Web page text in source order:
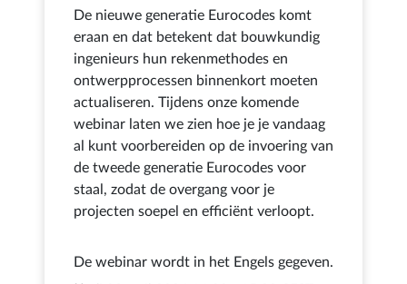
De nieuwe generatie Eurocodes komt
eraan en dat betekent dat bouwkundig
ingenieurs hun rekenmethodes en
ontwerpprocessen binnenkort moeten
actualiseren. Tijdens onze komende
webinar laten we zien hoe je je vandaag
al kunt voorbereiden op de invoering van
de tweede generatie Eurocodes voor
staal, zodat de overgang voor je
projecten soepel en efficiënt verloopt.
De webinar wordt in het Engels gegeven.